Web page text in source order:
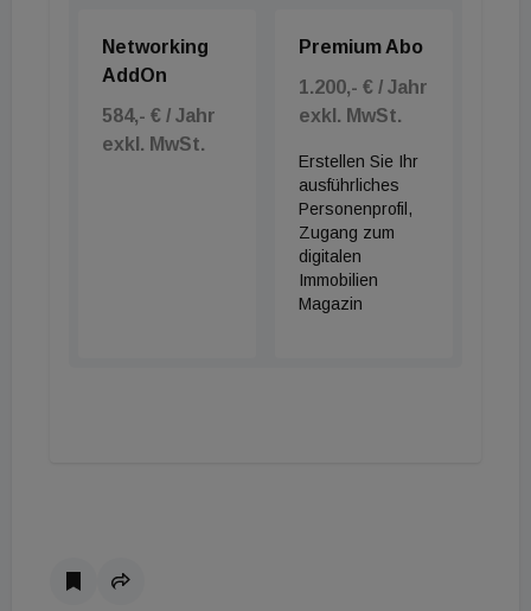
Networking
AddOn
584,- € / Jahr
exkl. MwSt.
Premium Abo
1.200,- € / Jahr
exkl. MwSt.
Erstellen Sie Ihr
ausführliches
Personenprofil,
Zugang zum
digitalen
Immobilien
Magazin